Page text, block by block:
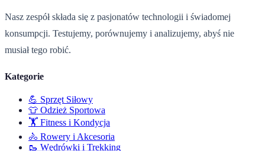
Nasz zespół składa się z pasjonatów technologii i świadomej
konsumpcji. Testujemy, porównujemy i analizujemy, abyś nie
musiał tego robić.
Kategorie
💪 Sprzęt Siłowy
👕 Odzież Sportowa
🏋️ Fitness i Kondycja
🚴 Rowery i Akcesoria
🥾 Wędrówki i Trekking